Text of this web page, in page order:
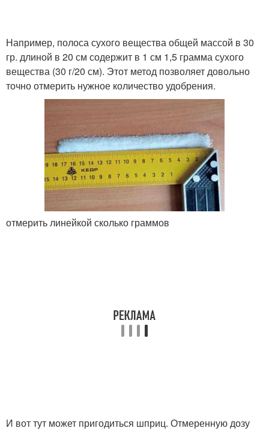
Например, полоса сухого вещества общей массой в 30
гр. длиной в 20 см содержит в 1 см 1,5 грамма сухого
вещества (30 г/20 см). Этот метод позволяет довольно
точно отмерить нужное количество удобрения.
отмерить линейкой сколько граммов
И вот тут может пригодиться шприц. Отмеренную дозу